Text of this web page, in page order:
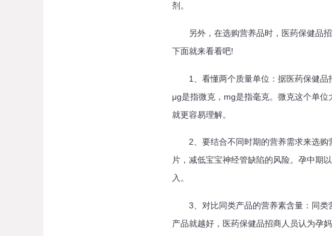
剂。
另外，在选购营养品时，医药保健品招
下面就来看看吧!
1、看懂两个质量单位：据医药保健品
μg是指微克，mg是指毫克。微克这个单
就更容易理解。
2、要结合不同时期的营养需求来选购
片，减低宝宝神经管缺陷的风险。孕中期
入。
3、对比同类产品的营养素含量：同类
产品就越好，医药保健品招商人员认为孕